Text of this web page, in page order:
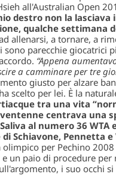
all'Australian Open
destro non la lasciava
qualche settimana
allenarsi, a tornare, a
parecchie giocatrici
“Appena
a camminare per tre
giusto per alzare
scelto per lei. È la
tra una vita
centrava una
al numero 36 WTA
Schiavone, Pennetta e
per Pechino
un paio di procedure per
i suo occhi